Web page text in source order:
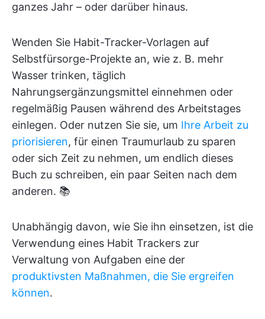
ganzes Jahr – oder darüber hinaus.
Wenden Sie Habit-Tracker-Vorlagen auf
Selbstfürsorge-Projekte an, wie z. B. mehr
Wasser trinken, täglich
Nahrungsergänzungsmittel einnehmen oder
regelmäßig Pausen während des Arbeitstages
einlegen. Oder nutzen Sie sie, um Ihre Arbeit zu
priorisieren, für einen Traumurlaub zu sparen
oder sich Zeit zu nehmen, um endlich dieses
Buch zu schreiben, ein paar Seiten nach dem
anderen. 📚
Unabhängig davon, wie Sie ihn einsetzen, ist die
Verwendung eines Habit Trackers zur
Verwaltung von Aufgaben eine der
produktivsten Maßnahmen, die Sie ergreifen
können.